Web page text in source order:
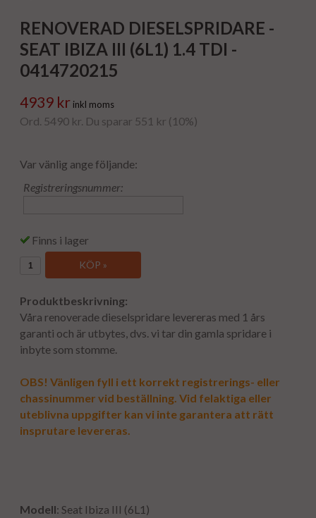
RENOVERAD DIESELSPRIDARE -
SEAT IBIZA III (6L1) 1.4 TDI -
0414720215
4939 kr inkl moms
Ord. 5490 kr. Du sparar 551 kr (10%)
Var vänlig ange följande:
Registreringsnummer:
Finns i lager
KÖP »
Produktbeskrivning:
Våra renoverade dieselspridare levereras med 1 års
garanti och är utbytes, dvs. vi tar din gamla spridare i
inbyte som stomme.
OBS! Vänligen fyll i ett korrekt registrerings- eller
chassinummer vid beställning. Vid felaktiga eller
uteblivna uppgifter kan vi inte garantera att rätt
insprutare levereras.
Modell: Seat Ibiza III (6L1)